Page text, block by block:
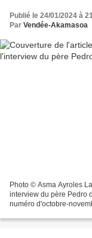
Publié le 24/01/2024 à
Par Vendée-Akamasoa
Photo © Asma Ayroles
interview du père Pedro
numéro d'octobre-